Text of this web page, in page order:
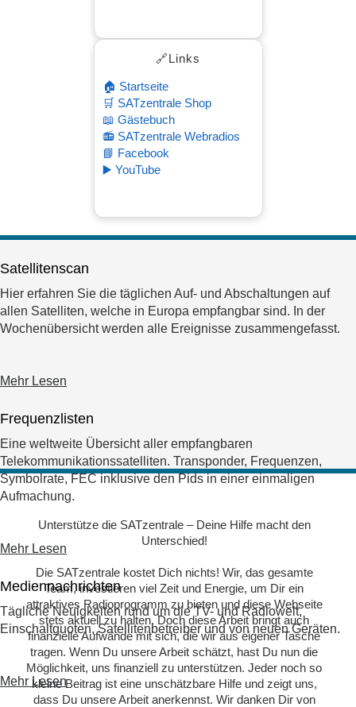
🔗Links
🏠 Startseite
🛒 SATzentrale Shop
📖 Gästebuch
📻 SATzentrale Webradios
📘 Facebook
▶️ YouTube
Satellitenscan
Hier erfahren Sie die täglichen Auf- und Abschaltungen auf
allen Satelliten, welche in Europa empfangbar sind. In der
Wochenübersicht werden alle Ereignisse zusammengefasst.
Mehr Lesen
Frequenzlisten
Eine weltweite Übersicht aller empfangbaren
Telekommunikationssatelliten. Transponder, Frequenzen,
Symbolrate, FEC inklusive den Pids in einer einmaligen
Aufmachung.
Mehr Lesen
Mediennachrichten
Tägliche Neuigkeiten rund um die TV- und Radiowelt,
Einschaltquoten, Satellitenbetreiber und von neuen Geräten.
Mehr Lesen
Unterstütze die SATzentrale – Deine Hilfe macht den
Unterschied!
Die SATzentrale kostet Dich nichts! Wir, das gesamte
Team, investieren viel Zeit und Energie, um Dir ein
attraktives Radioprogramm zu bieten und diese Webseite
stets aktuell zu halten. Doch diese Arbeit bringt auch
finanzielle Aufwände mit sich, die wir aus eigener Tasche
tragen. Wenn Du unsere Arbeit schätzt, hast Du nun die
Möglichkeit, uns finanziell zu unterstützen. Jeder noch so
kleine Beitrag ist eine unschätzbare Hilfe und zeigt uns,
dass Du unsere Arbeit anerkennst. Wir danken Dir von